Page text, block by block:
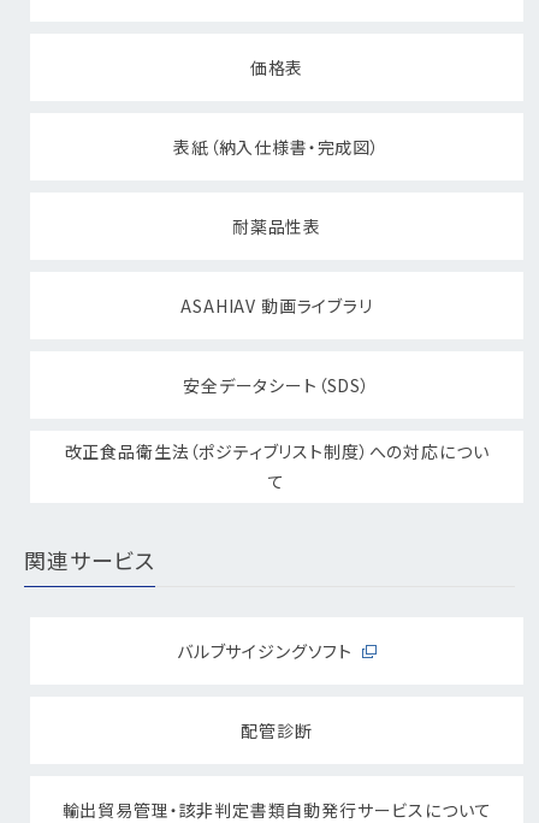
価格表
表紙（納入仕様書・完成図）
耐薬品性表
ASAHIAV 動画ライブラリ
安全データシート（SDS）
改正食品衛生法（ポジティブリスト制度）への対応につい
て
関連サービス
バルブサイジングソフト
配管診断
輸出貿易管理・該非判定書類自動発行サービスについて